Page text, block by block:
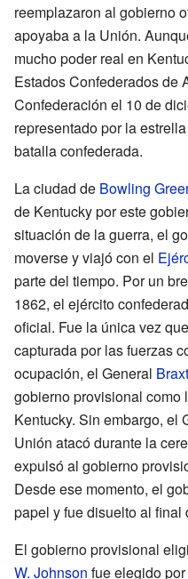
reemplazaron al gobierno
apoyaba a la Unión.
mucho poder real en
Estados Confederados de
Confederación el 10 de
representado por la
batalla confederada.
La ciudad de Bowling
de Kentucky por este
situación de la guerra, el
moverse y viajó con el
parte del tiempo. Por un
1862, el ejército
oficial. Fue la única vez
capturada por las fuerzas
ocupación, el General
gobierno provisional como
Kentucky. Sin embargo, el
Unión atacó durante la
expulsó al gobierno
Desde ese momento, el
papel y fue disuelto al final
El gobierno provisional
W. Johnson fue elegido